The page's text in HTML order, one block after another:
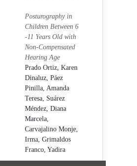
Posturography in
Children Between 6
-11 Years Old with
Non-Compensated
Hearing Age
Prado Ortiz, Karen
Dinaluz, Páez
Pinilla, Amanda
Teresa, Suárez
Méndez, Diana
Marcela,
Carvajalino Monje,
Irma, Grimaldos
Franco, Yadira